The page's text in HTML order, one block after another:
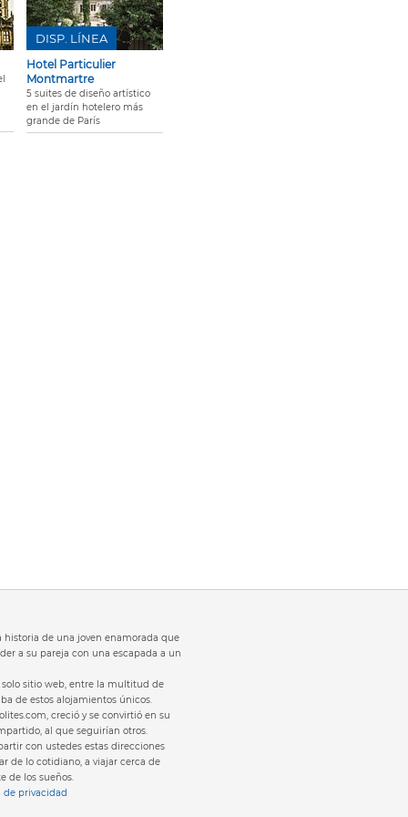
Hotel Particulier
Montmartre
5 suites de diseño artístico
en el jardín hotelero más
grande de París
DISP. LÍNEA
historia de una joven enamorada que
a su pareja con una escapada a un
sitio web, entre la multitud de
de estos alojamientos únicos.
creció y se convirtió en su
al que seguirían otros.
con ustedes estas direcciones
de lo cotidiano, a viajar cerca de
de los sueños.
de privacidad